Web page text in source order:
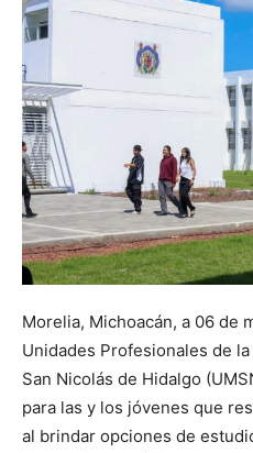
Morelia, Michoacán, a 06 de
Unidades Profesionales de
San Nicolás de Hidalgo
para las y los jóvenes que
al brindar opciones de